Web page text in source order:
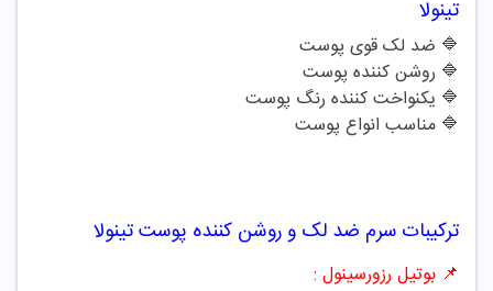
تینولا
🔷 ضد لک قوی پوست
🔷 روشن کننده پوست
🔷 یکنواخت کننده رنگ پوست
🔷 مناسب انواع پوست
ترکیبات سرم ضد لک و روشن کننده پوست تینولا
📌 بوتیل رزورسینول :